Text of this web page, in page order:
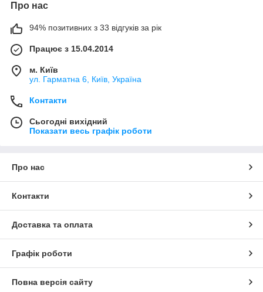
Про нас
94% позитивних з 33 відгуків за рік
Працює з 15.04.2014
м. Київ
ул. Гарматна 6, Київ, Україна
Контакти
Сьогодні вихідний
Показати весь графік роботи
Про нас
Контакти
Доставка та оплата
Графік роботи
Повна версія сайту